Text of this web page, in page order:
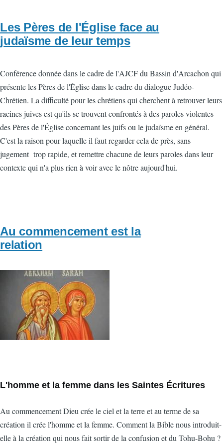
Les Pères de l'Église face au
judaïsme de leur temps
Conférence donnée dans le cadre de l'AJCF du Bassin d'Arcachon qui
présente les Pères de l'Église dans le cadre du dialogue Judéo-
Chrétien. La difficulté pour les chrétiens qui cherchent à retrouver leurs
racines juives est qu'ils se trouvent confrontés à des paroles violentes
des Pères de l'Église concernant les juifs ou le judaïsme en général.
C'est la raison pour laquelle il faut regarder cela de près, sans
jugement trop rapide, et remettre chacune de leurs paroles dans leur
contexte qui n'a plus rien à voir avec le nôtre aujourd'hui.
Au commencement est la
relation
Vignette
L'homme et la femme dans les Saintes Écritures
Au commencement Dieu crée le ciel et la terre et au terme de sa
création il crée l'homme et la femme. Comment la Bible nous introduit-
elle à la création qui nous fait sortir de la confusion et du Tohu-Bohu ?